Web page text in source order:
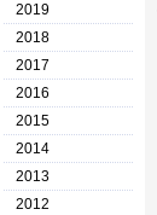
2019
2018
2017
2016
2015
2014
2013
2012